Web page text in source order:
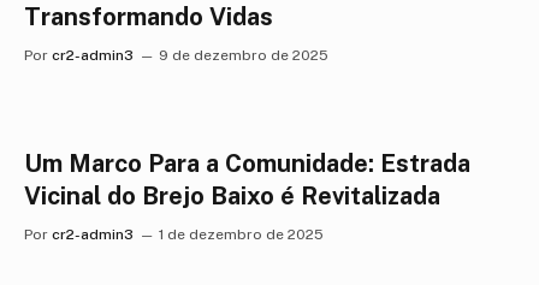
Transformando Vidas
Por cr2-admin3 9 de dezembro de 2025
Um Marco Para a Comunidade: Estrada
Vicinal do Brejo Baixo é Revitalizada
Por cr2-admin3 1 de dezembro de 2025